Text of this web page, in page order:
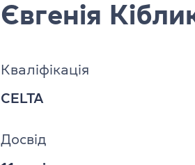
Євгенія
Кваліфікація
CELTA
Досвід